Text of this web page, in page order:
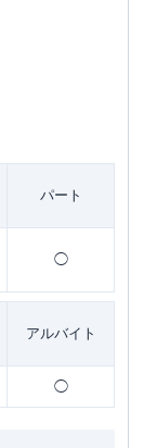
パート
◯
アルバイト
◯